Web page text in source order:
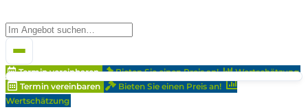
Termin vereinbaren Bieten Sie einen Preis an!
Wertschätzung
Termin vereinbaren
Bieten Sie einen Preis an!
Wertschätzung